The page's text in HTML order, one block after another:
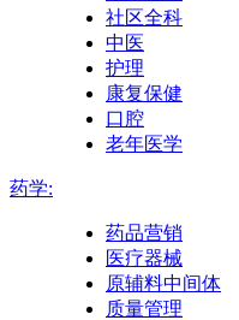
社区全科
中医
护理
康复保健
口腔
老年医学
药学:
药品营销
医疗器械
原辅料中间体
质量管理